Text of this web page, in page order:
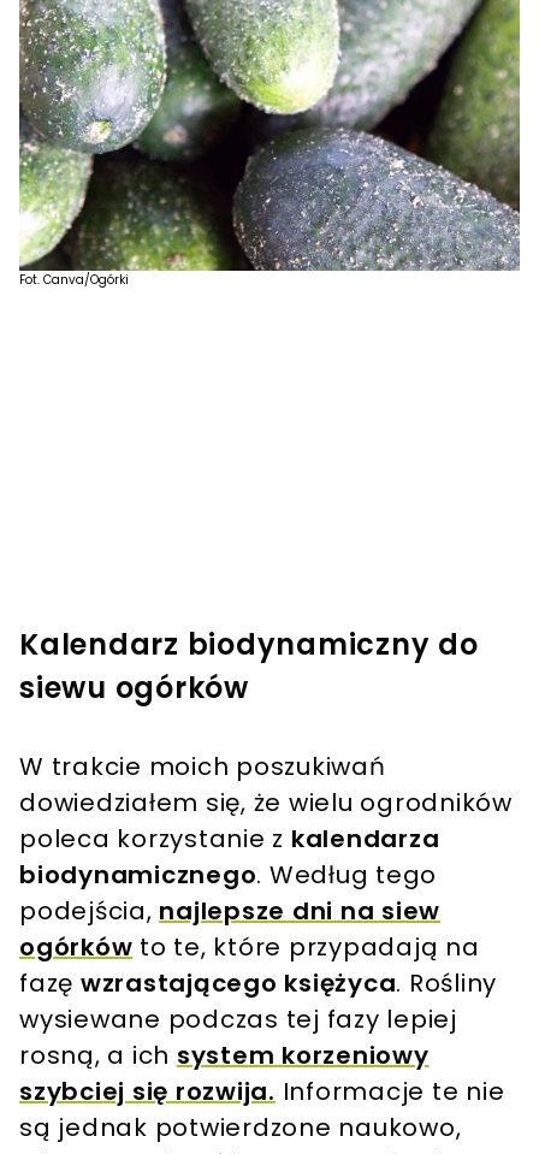
Fot. Canva/Ogórki
Kalendarz biodynamiczny do
siewu ogórków
W trakcie moich poszukiwań
dowiedziałem się, że wielu ogrodników
poleca korzystanie z kalendarza
biodynamicznego. Według tego
podejścia, najlepsze dni na siew
ogórków to te, które przypadają na
fazę wzrastającego księżyca. Rośliny
wysiewane podczas tej fazy lepiej
rosną, a ich system korzeniowy
szybciej się rozwija. Informacje te nie
są jednak potwierdzone naukowo,